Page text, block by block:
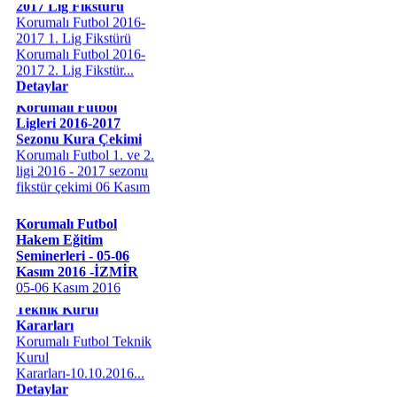
Korumalı Futbol 2016-
2017 1. Lig Fikstürü
Korumalı Futbol 2016-
2017 2. Lig Fikstür...
Detaylar
Korumalı Futbol
Ligleri 2016-2017
Sezonu Kura Çekimi
Korumalı Futbol 1. ve 2.
ligi 2016 - 2017 sezonu
fikstür çekimi 06 Kasım
2016 pazar g&...
Hakem Eğitim
Seminerleri - 05-06
Kasım 2016 -İZMİR
05-06 Kasım 2016
tarihlerinde İzmir'de
Hakem Eğitim Semineri"
ve "Ko...Detaylar
Korumalı Futbol
Teknik Kurul
Kararları
Korumalı Futbol Teknik
Kurul
Kararları-10.10.2016...
Detaylar
Korumalı Futbol Aday